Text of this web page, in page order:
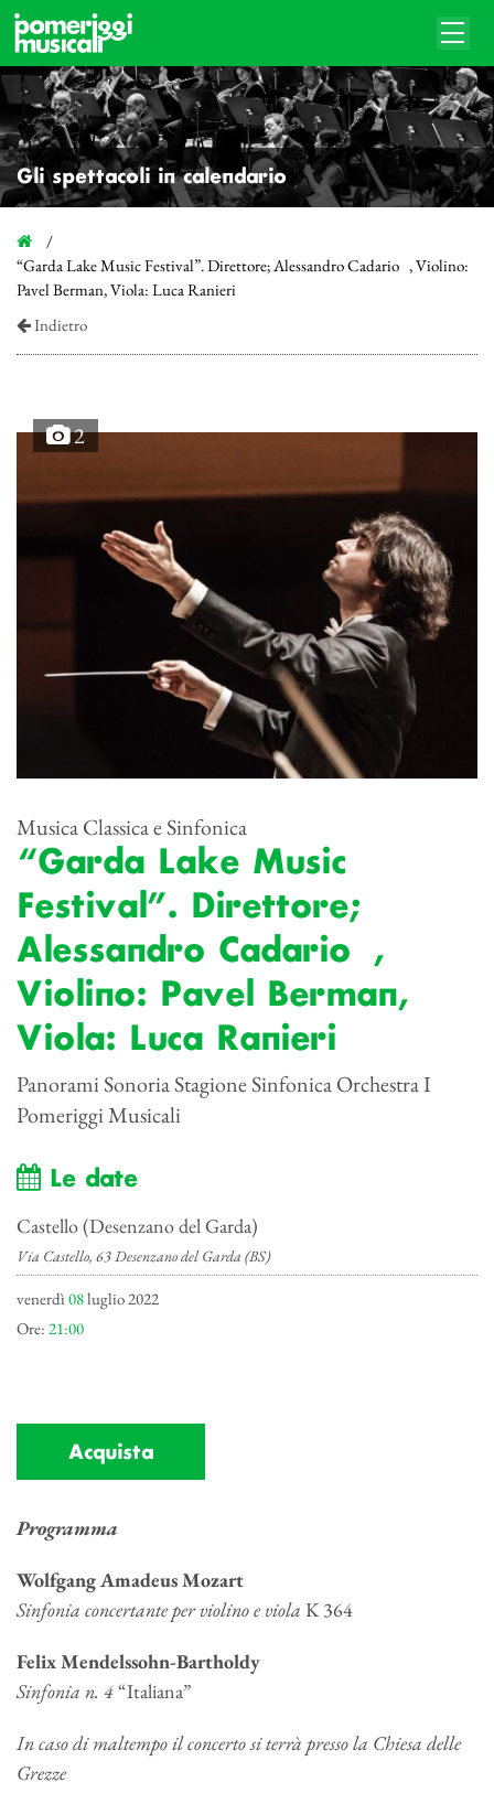
Gli spettacoli in calendario
“Garda Lake Music Festival”. Direttore; Alessandro Cadario , Violino:
Pavel Berman, Viola: Luca Ranieri
Indietro
2
Musica Classica e Sinfonica
“Garda Lake Music
Festival”. Direttore;
Alessandro Cadario ,
Violino: Pavel Berman,
Viola: Luca Ranieri
Panorami Sonoria Stagione Sinfonica Orchestra I
Pomeriggi Musicali
Le date
Castello (Desenzano del Garda)
Via Castello, 63 Desenzano del Garda (BS)
venerdì 08luglio 2022
Ore: 21:00
Acquista
Programma
Wolfgang Amadeus Mozart
Sinfonia concertante per violino e viola K 364
Felix Mendelssohn-Bartholdy
Sinfonia n. 4“Italiana”
In caso di maltempo il concerto si terrà presso la Chiesa delle
Grezze